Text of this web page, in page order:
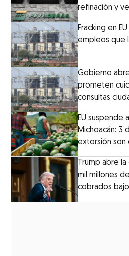
refinación y
Fracking en
empleos que
Gobierno
prometen
consultas
EU suspende
Michoacán: 3
extorsión son
Trump abre
mil millones
cobrados bajo